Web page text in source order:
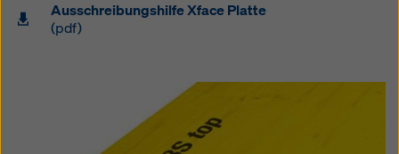
Ausschreibungshilfe Xface Platte
(pdf)